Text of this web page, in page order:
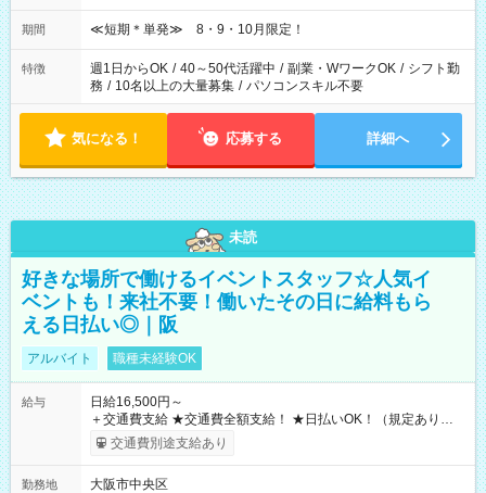
期間 ≪短期＊単発≫ 8・9・10月限定！
特徴 週1日からOK / 40～50代活躍中 / 副業・WワークOK / シフト勤
務 / 10名以上の大量募集 / パソコンスキル不要
気になる！ 応募する 詳細へ
未読
好きな場所で働けるイベントスタッフ☆人気イ
ベントも！来社不要！働いたその日に給料もら
える日払い◎｜阪
アルバイト 職種未経験OK
給与
日給16,500円～
＋交通費支給 ★交通費全額支給！ ★日払いOK！（規定あり） ┗
働いたその日に現金GET♪ お仕事後はコンビニATMから 日払
交通費別途支給あり
勤務地
大阪市中央区